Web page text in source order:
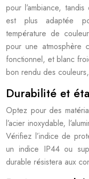
pour l’ambiance,
est plus adaptée
température de
pour une atmosphère
fonctionnel, et blanc
bon rendu des
Durabilité et
Optez pour des
l’acier inoxydable,
Vérifiez l’indice de
un indice IP44 ou
durable résistera aux